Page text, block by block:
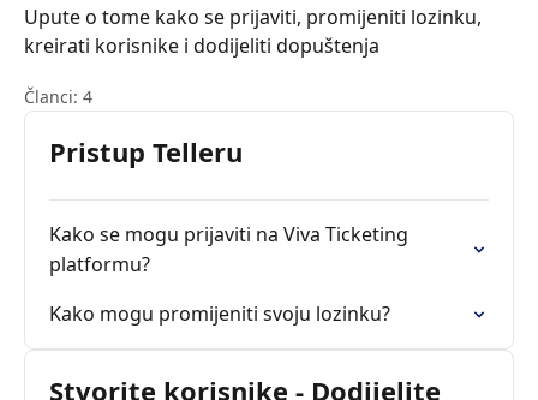
Upute o tome kako se prijaviti, promijeniti lozinku,
kreirati korisnike i dodijeliti dopuštenja
Članci: 4
Pristup Telleru
Kako se mogu prijaviti na Viva Ticketing
platformu?
Kako mogu promijeniti svoju lozinku?
Stvorite korisnike - Dodijelite